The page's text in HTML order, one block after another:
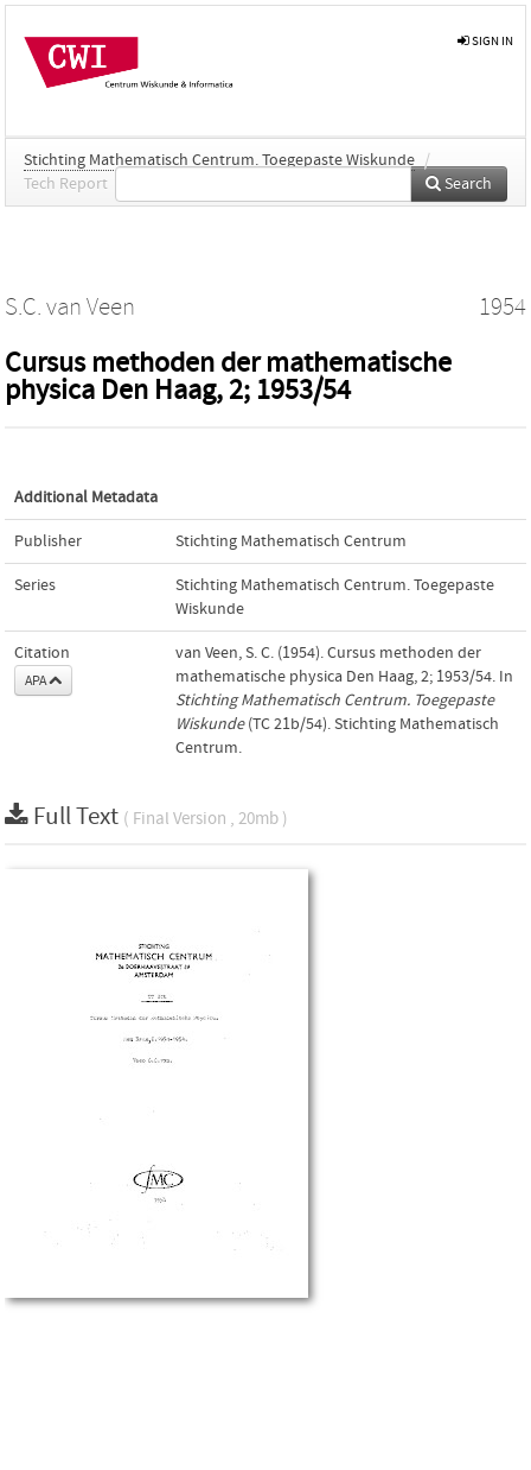
SIGN IN
Stichting Mathematisch Centrum. Toegepaste Wiskunde /
Tech Report
Search
S.C. van Veen 1954
Cursus methoden der mathematische
physica Den Haag, 2; 1953/54
Additional Metadata
Publisher Stichting Mathematisch Centrum
Series
Stichting Mathematisch Centrum. Toegepaste
Wiskunde
Citation
APA
van Veen, S. C. (1954). Cursus methoden der
mathematische physica Den Haag, 2; 1953/54. In
Stichting Mathematisch Centrum. Toegepaste
Wiskunde(TC 21b/54). Stichting Mathematisch
Centrum.
Full Text ( Final Version , 20mb )